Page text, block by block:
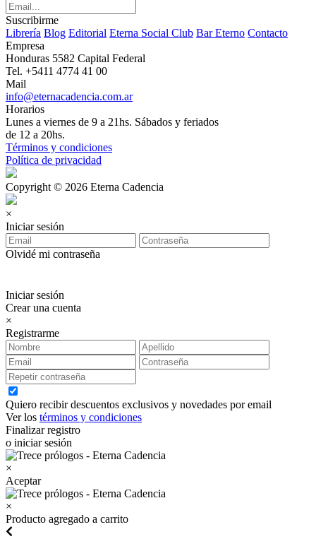
Suscribirme
Librería Blog Editorial Eterna Social Club Bar Eterno Contacto
Empresa
Honduras 5582 Capital Federal
Tel. +5411 4774 41 00
Mail
info@eternacadencia.com.ar
Horarios
Lunes a viernes de 9 a 21hs. Sábados y feriados
de 12 a 20hs.
Términos y condiciones
Política de privacidad
Copyright © 2026 Eterna Cadencia
×
Iniciar sesión
Olvidé mi contraseña
Iniciar sesión
Crear una cuenta
×
Registrarme
Quiero recibir descuentos exclusivos y novedades por email
Ver los términos y condiciones
Finalizar registro
o iniciar sesión
×
Aceptar
×
Producto agregado a carrito